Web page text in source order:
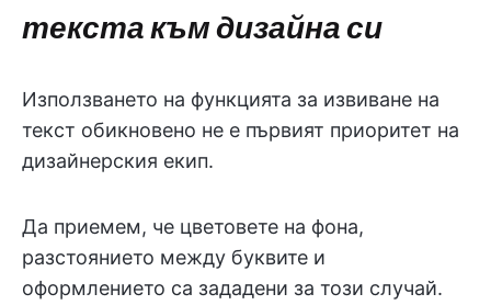
текста към дизайна си
Използването на функцията за извиване на
текст обикновено не е първият приоритет на
дизайнерския екип.
Да приемем, че цветовете на фона,
разстоянието между буквите и
оформлението са зададени за този случай.